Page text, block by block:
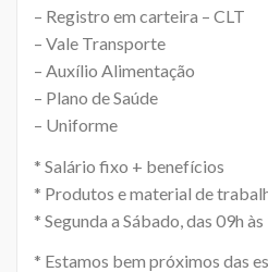
– Registro em carteira – CLT
– Vale Transporte
– Auxílio Alimentação
– Plano de Saúde
– Uniforme
* Salário fixo + benefícios
* Produtos e material de
* Segunda a Sábado, das 09h às
* Estamos bem próximos das